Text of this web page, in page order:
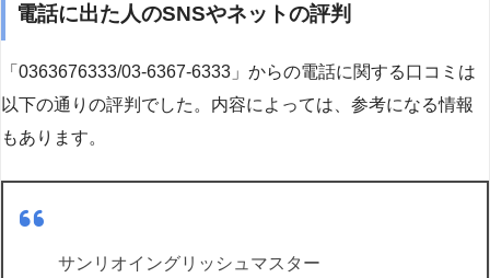
電話に出た人のSNSやネットの評判
「0363676333/03-6367-6333」からの電話に関する口コミは
以下の通りの評判でした。内容によっては、参考になる情報
もあります。
サンリオイングリッシュマスター